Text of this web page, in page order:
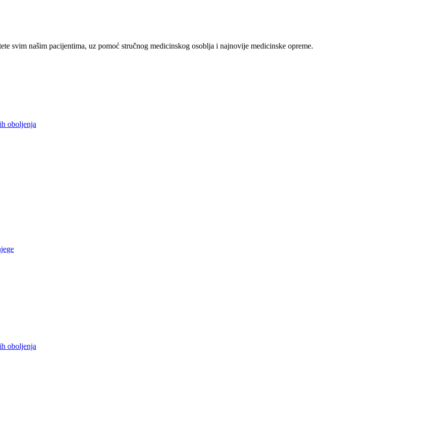
svim našim pacijentima, uz pomoć stručnog medicinskog osoblja i najnovije medicinske opreme.
oboljenja
oboljenja